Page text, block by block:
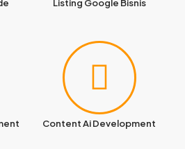
Listing Google Bisnis
Content Ai Development